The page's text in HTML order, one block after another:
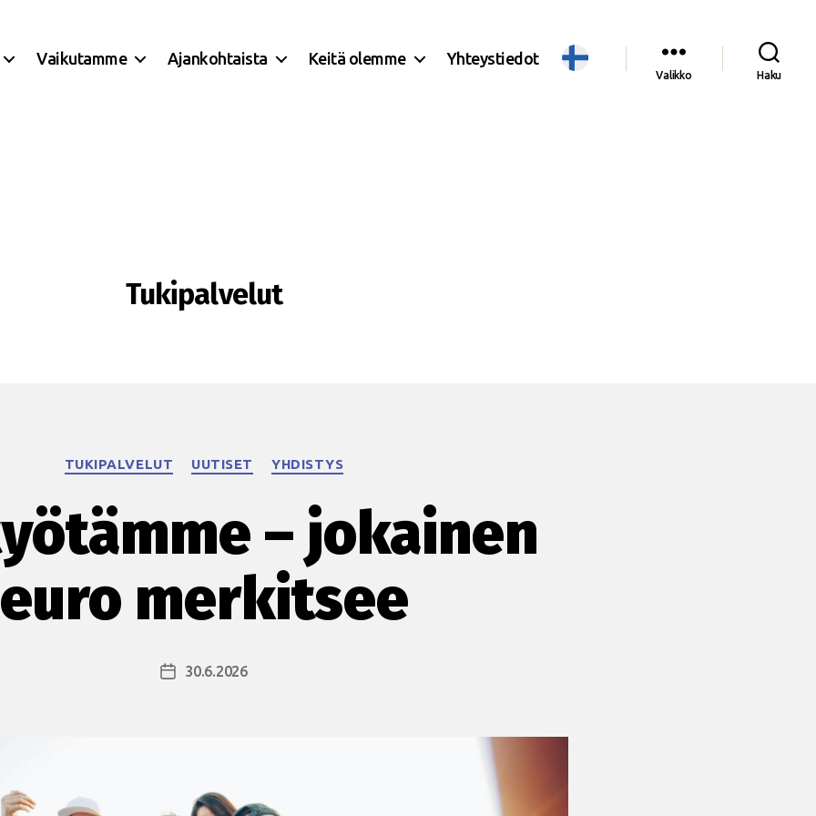
Vaikutamme Ajankohtaista Keitä olemme Yhteystiedot
Valikko Haku
Tukipalvelut
Kategoriat
TUKIPALVELUT UUTISET YHDISTYS
– jokainen
euro merkitsee
Julkaisupäivämäärä
30.6.2026